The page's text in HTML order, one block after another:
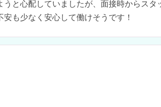
と心配していましたが、面接時からスタ
も少なく安心して働けそうです！